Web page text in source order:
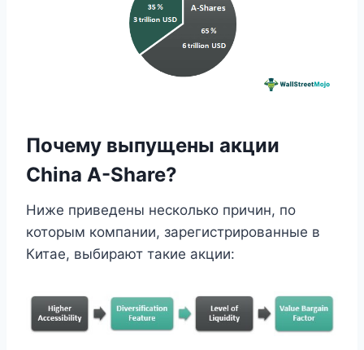
Почему выпущены акции
China A-Share?
Ниже приведены несколько причин, по
которым компании, зарегистрированные в
Китае, выбирают такие акции: